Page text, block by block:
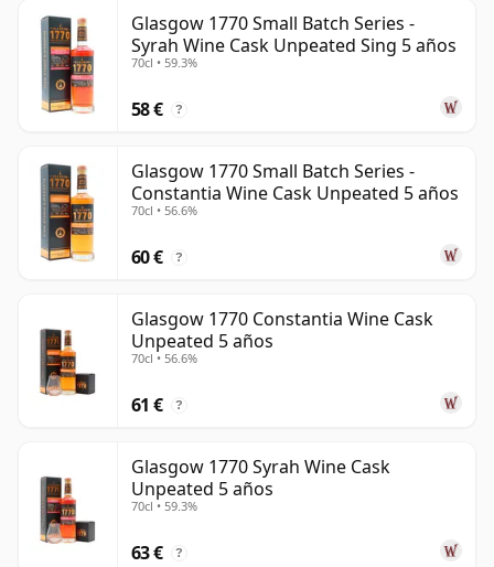
Glasgow 1770 Small Batch Series -
Syrah Wine Cask Unpeated Sing 5 años
70cl • 59.3%
58 € ?
Glasgow 1770 Small Batch Series -
Constantia Wine Cask Unpeated 5 años
70cl • 56.6%
60 € ?
Glasgow 1770 Constantia Wine Cask
Unpeated 5 años
70cl • 56.6%
61 € ?
Glasgow 1770 Syrah Wine Cask
Unpeated 5 años
70cl • 59.3%
63 € ?